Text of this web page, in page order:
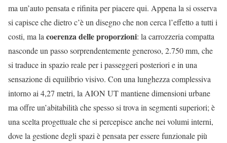
ma un’auto pensata e rifinita per piacere qui. Appena la si osserva
si capisce che dietro c’è un disegno che non cerca l’effetto a tutti i
costi, ma lacoerenza delle proporzioni: la carrozzeria compatta
nasconde un passo sorprendentemente generoso, 2.750 mm, che
si traduce in spazio reale per i passeggeri posteriori e in una
sensazione di equilibrio visivo. Con una lunghezza complessiva
intorno ai 4,27 metri, la AION UT mantiene dimensioni urbane
ma offre un’abitabilità che spesso si trova in segmenti superiori; è
una scelta progettuale che si percepisce anche nei volumi interni,
dove la gestione degli spazi è pensata per essere funzionale più